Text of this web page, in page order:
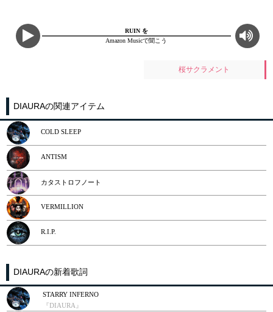
RUIN を
Amazon Musicで聞こう
桜サクラメント
DIAURAの関連アイテム
COLD SLEEP
ANTISM
カタストロフノート
VERMILLION
R.I.P.
DIAURAの新着歌詞
STARRY INFERNO
『DIAURA』